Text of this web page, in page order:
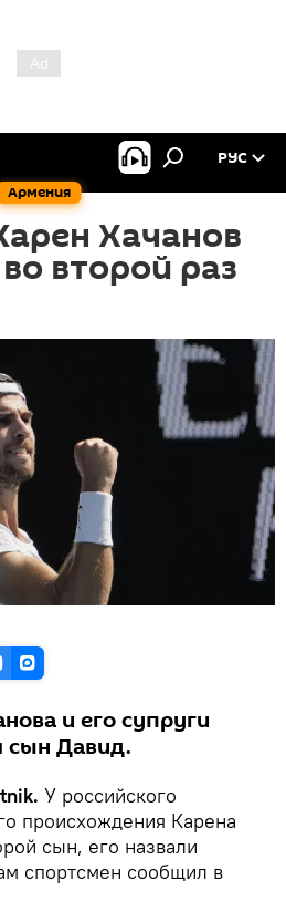
Армения
РУС
Хачанов
второй раз
и его супруги
сын Давид.
У российского
происхождения Карена
сын, его назвали
спортсмен сообщил в